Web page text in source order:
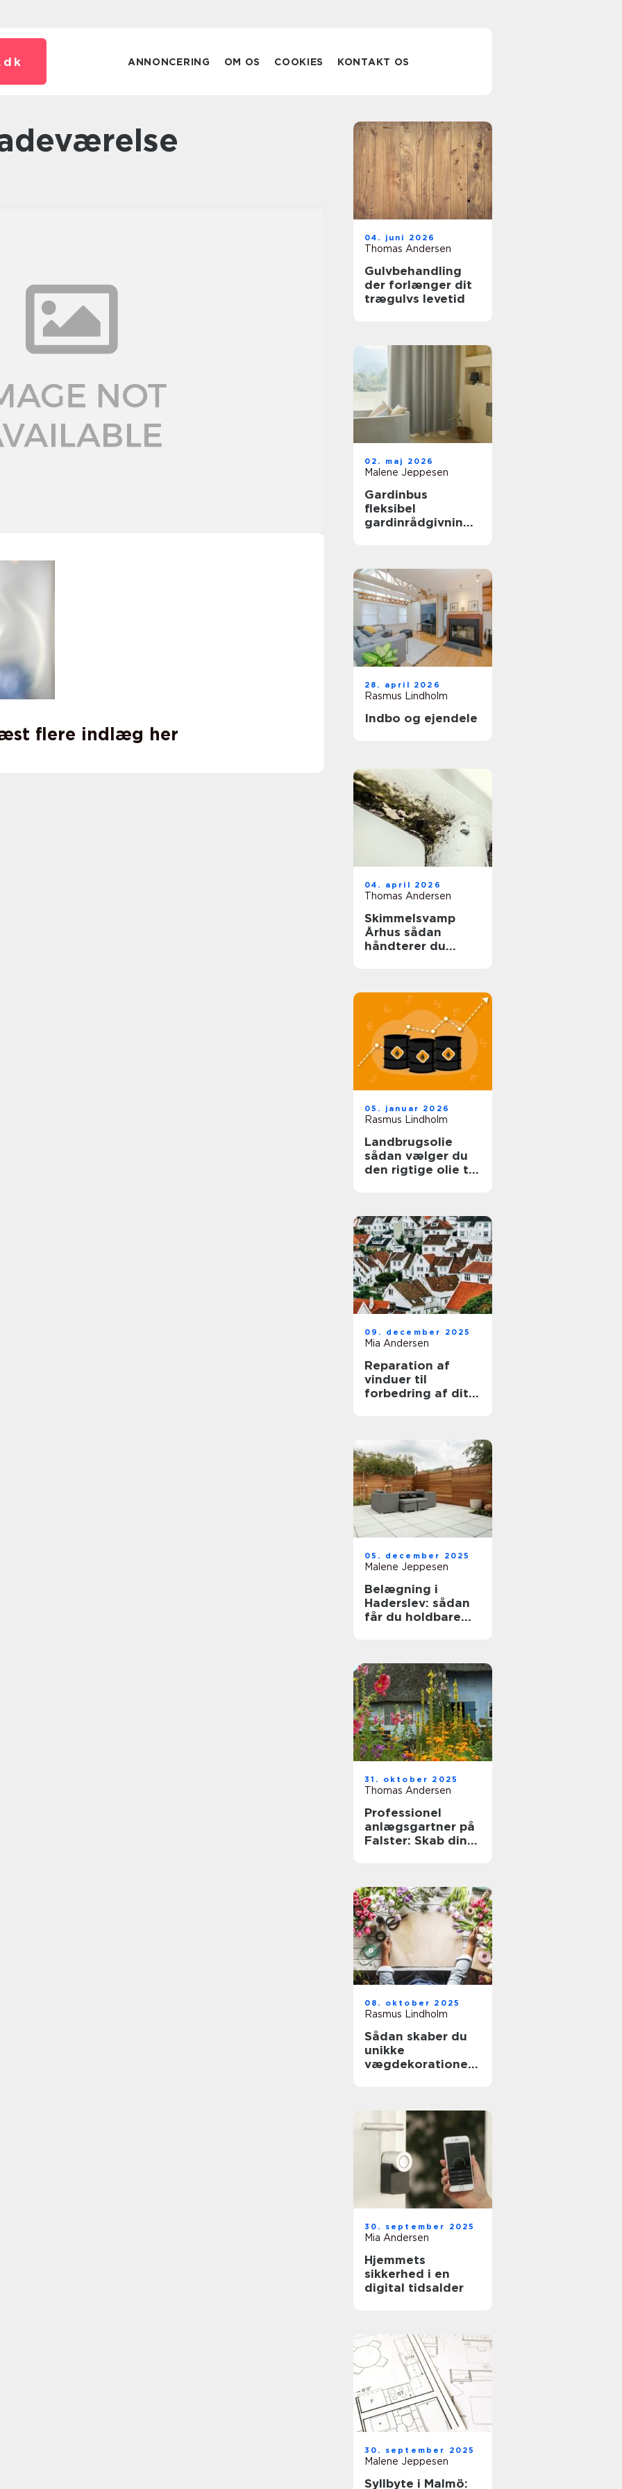
dk ANNONCERING OM OS COOKIES KONTAKT OS
flere indlæg her
04. juni 2026
Thomas Andersen
Gulvbehandling
der forlænger dit
trægulvs levetid
02. maj 2026
Malene Jeppesen
Gardinbus
fleksibel
gardinrådgivning
28. april 2026
Rasmus Lindholm
Indbo og ejendele
04. april 2026
Thomas Andersen
Skimmelsvamp
Århus sådan
håndterer du
05. januar 2026
Rasmus Lindholm
Landbrugsolie
sådan vælger du
den rigtige olie til
09. december 2025
Mia Andersen
Reparation af
vinduer til
forbedring af dit
05. december 2025
Malene Jeppesen
Belægning i
Haderslev: sådan
får du holdbare
31. oktober 2025
Thomas Andersen
Professionel
anlægsgartner på
Falster: Skab din
08. oktober 2025
Rasmus Lindholm
Sådan skaber du
unikke
vægdekorationer
30. september 2025
Mia Andersen
Hjemmets
sikkerhed i en
digital tidsalder
30. september 2025
Malene Jeppesen
Syllbyte i Malmö: